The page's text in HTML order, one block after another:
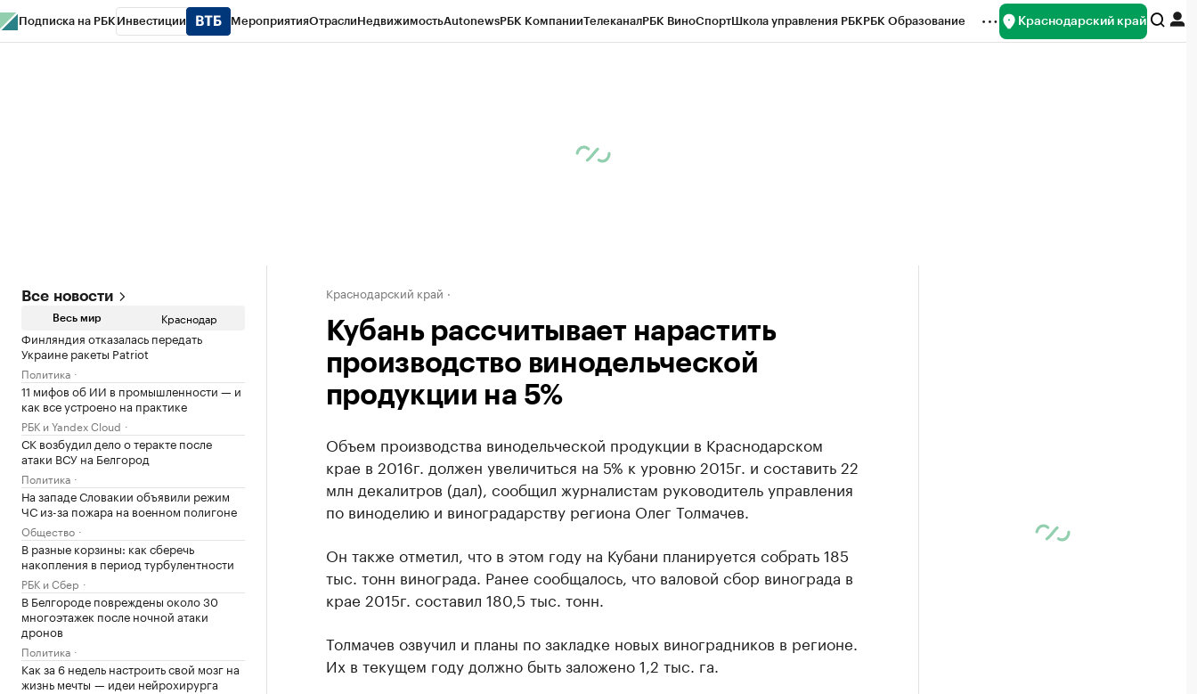
Подписка на РБК Инвестиции МероприятияОтраслиНедвижимостьAutonewsРБК КомпанииТелеканалРБК ВиноСпортШкола управления РБКРБК Образование Краснодарский край
Все новости
Весь мир Краснодар
Финляндия отказалась передать
Украине ракеты Patriot
Политика
11 мифов об ИИ в промышленности — и
как все устроено на практике
РБК и Yandex Cloud
СК возбудил дело о теракте после
атаки ВСУ на Белгород
Политика
На западе Словакии объявили режим
ЧС из-за пожара на военном полигоне
Общество
В разные корзины: как сберечь
накопления в период турбулентности
РБК и Сбер
В Белгороде повреждены около 30
многоэтажек после ночной атаки
дронов
Политика
Как за 6 недель настроить свой мозг на
жизнь мечты — идеи нейрохирурга
Краснодарский край
Кубань рассчитывает нарастить
производство винодельческой
продукции на 5%
Объем производства винодельческой продукции в Краснодарском
крае в 2016г. должен увеличиться на 5% к уровню 2015г. и составить 22
млн декалитров (дал), сообщил журналистам руководитель управления
по виноделию и виноградарству региона Олег Толмачев.
Он также отметил, что в этом году на Кубани планируется собрать 185
тыс. тонн винограда. Ранее сообщалось, что валовой сбор винограда в
крае 2015г. составил 180,5 тыс. тонн.
Толмачев озвучил и планы по закладке новых виноградников в регионе.
Их в текущем году должно быть заложено 1,2 тыс. га.